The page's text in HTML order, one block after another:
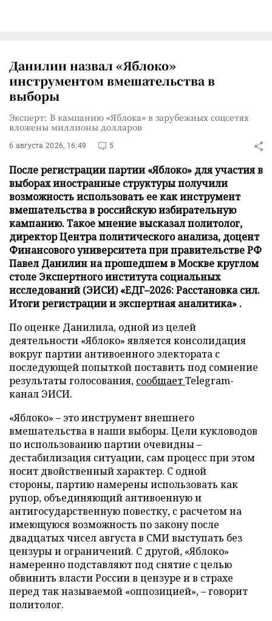
Данилин назвал «Яблоко»
инструментом вмешательства в
выборы
Эксперт: В кампанию «Яблока» в зарубежных соцсетях
вложены миллионы долларов
6 августа 2026, 16:49 5
После регистрации партии «Яблоко» для участия в
выборах иностранные структуры получили
возможность использовать ее как инструмент
вмешательства в российскую избирательную
кампанию. Такое мнение высказал политолог,
директор Центра политического анализа, доцент
Финансового университета при правительстве РФ
Павел Данилин на прошедшем в Москве круглом
столе Экспертного института социальных
исследований (ЭИСИ) «ЕДГ–2026: Расстановка сил.
Итоги регистрации и экспертная аналитика» .
По оценке Данилила, одной из целей
деятельности «Яблоко» является консолидация
вокруг партии антивоенного электората с
последующей попыткой поставить под сомнение
результаты голосования, сообщаетTelegram-
канал ЭИСИ.
«Яблоко» – это инструмент внешнего
вмешательства в наши выборы. Цели кукловодов
по использованию партии очевидны –
дестабилизация ситуации, сам процесс при этом
носит двойственный характер. С одной
стороны, партию намерены использовать как
рупор, объединяющий антивоенную и
антигосударственную повестку, с расчетом на
имеющуюся возможность по закону после
двадцатых чисел августа в СМИ выступать без
цензуры и ограничений. С другой, «Яблоко»
намеренно подставляют под снятие с целью
обвинить власти России в цензуре и в страхе
перед так называемой «оппозицией», – говорит
политолог.